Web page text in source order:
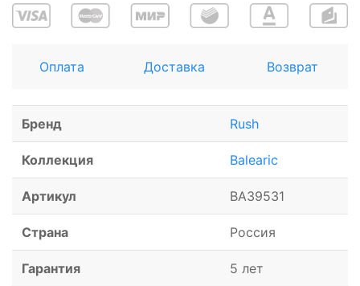
Оплата Доставка Возврат
Бренд Rush
Коллекция Balearic
Артикул BA39531
Страна Россия
Гарантия 5 лет